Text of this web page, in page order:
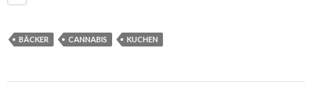
BÄCKER CANNABIS KUCHEN